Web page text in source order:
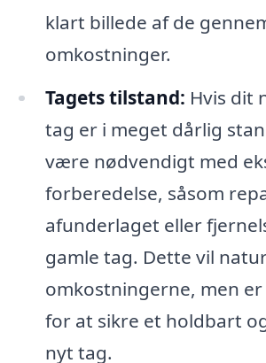
klart billede af de
omkostninger.
Tagets tilstand: Hvis dit
tag er i meget dårlig
være nødvendigt med
forberedelse, såsom
afunderlaget eller
gamle tag. Dette vil
omkostningerne, men
for at sikre et holdbart
nyt tag.